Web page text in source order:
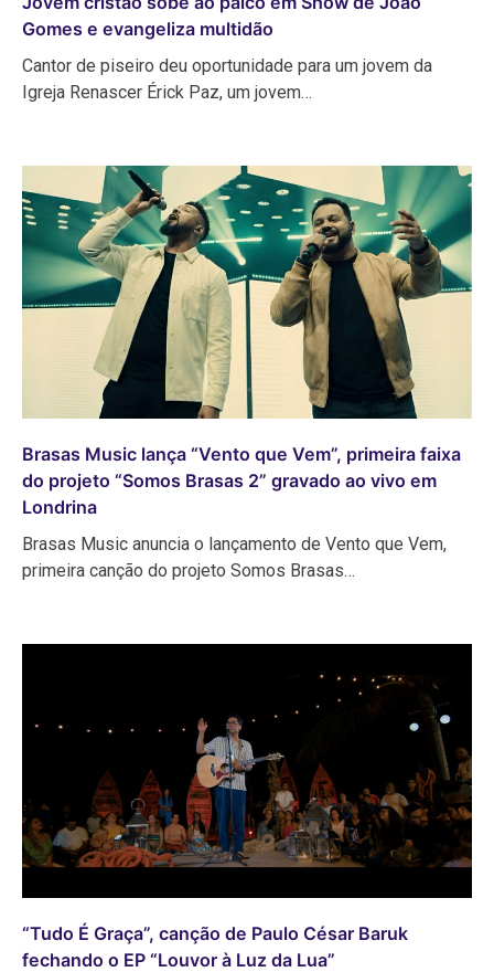
Gomes e evangeliza multidão
Cantor de piseiro deu oportunidade para um jovem da
Igreja Renascer Érick Paz, um jovem…
Brasas Music lança “Vento que Vem”, primeira faixa
do projeto “Somos Brasas 2” gravado ao vivo em
Londrina
Brasas Music anuncia o lançamento de Vento que Vem,
primeira canção do projeto Somos Brasas…
“Tudo É Graça”, canção de Paulo César Baruk
fechando o EP “Louvor à Luz da Lua”